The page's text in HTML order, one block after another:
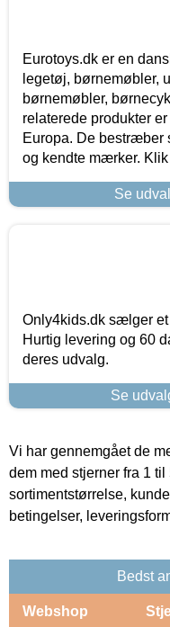
Eurotoys.dk er en
legetøj, børnemøbler,
børnemøbler,
relaterede produkter
Europa. De bestræber
og kendte mærker.
Se
Only4kids.dk sælger
Hurtig levering og 60
deres udvalg.
Se
Vi har gennemgået de
dem med stjerner fra 1
sortimentstørrelse,
betingelser,
Bedst
Webshop